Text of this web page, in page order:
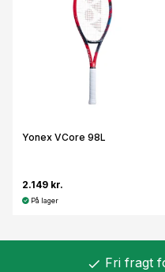
Yonex VCore 98L
2.149 kr.
På lager
check Fri fragt